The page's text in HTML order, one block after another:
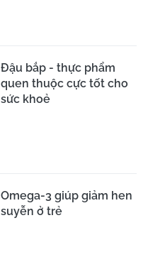
Đậu bắp - thực phẩm
quen thuộc cực tốt cho
sức khoẻ
Omega-3 giúp giảm hen
suyễn ở trẻ